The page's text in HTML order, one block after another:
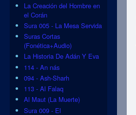
La Creación del Hombre en
el Corán
Sura 005 - La Mesa Servida
Suras Cortas
(Fonética+Audio)
La Historia De Adán Y Eva
114 - An nás
094 - Ash-Sharh
113 - Al Falaq
Al Maut (La Muerte)
Sura 009 - El